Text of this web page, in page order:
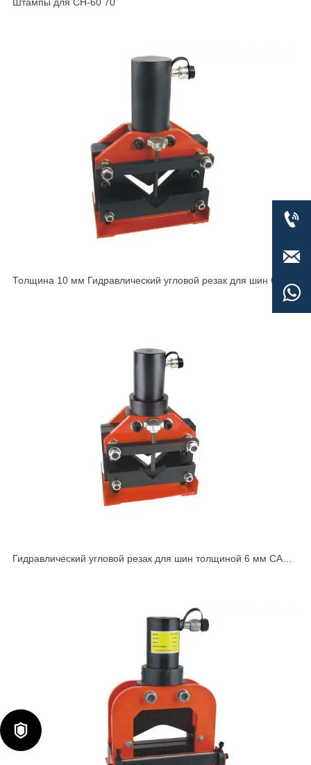
Толщина 10 мм Гидравлический угловой резак для шин CAC-
Гидравлический угловой резак для шин толщиной 6 мм CAC-



